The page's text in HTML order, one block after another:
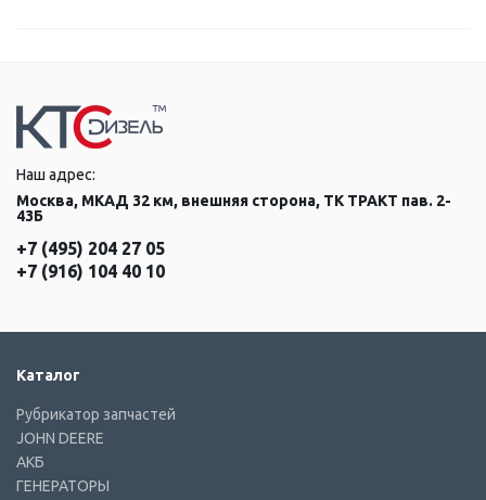
Наш адрес:
Москва, МКАД 32 км, внешняя сторона, ТК ТРАКТ пав. 2-
43Б
+7 (495) 204 27 05
+7 (916) 104 40 10
Каталог
Рубрикатор запчастей
JOHN DEERE
АКБ
ГЕНЕРАТОРЫ